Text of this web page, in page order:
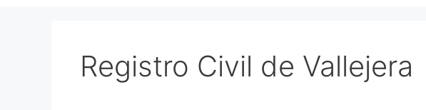
Registro Civil de Vallejera